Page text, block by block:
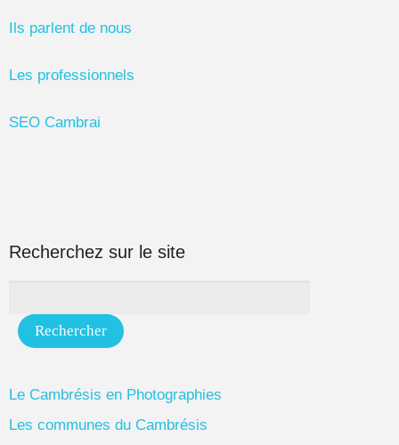
Ils parlent de nous
Les professionnels
SEO Cambrai
Recherchez sur le site
Le Cambrésis en Photographies
Les communes du Cambrésis